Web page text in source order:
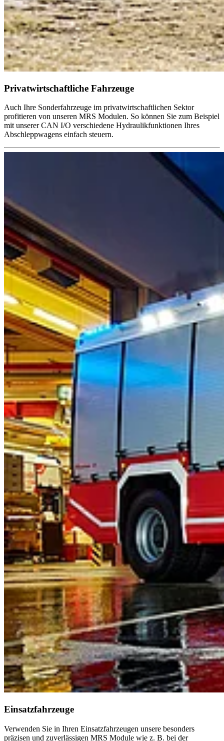
Privatwirtschaftliche Fahrzeuge
Auch Ihre Sonderfahrzeuge im privatwirtschaftlichen Sektor
profitieren von unseren MRS Modulen. So können Sie zum Beispiel
mit unserer CAN I/O verschiedene Hydraulikfunktionen Ihres
Abschleppwagens einfach steuern.
Einsatzfahrzeuge
Verwenden Sie in Ihren Einsatzfahrzeugen unsere besonders
präzisen und zuverlässigen MRS Module wie z. B. bei der